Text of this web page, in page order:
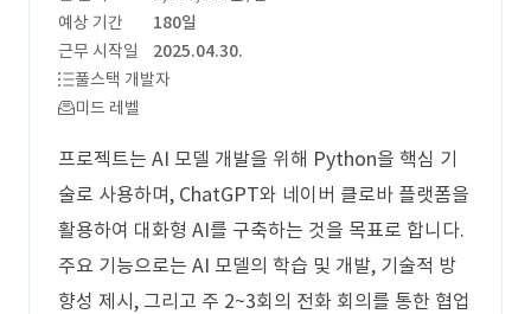
예상 기간
180일
근무 시작일
2025.04.30.
풀스택 개발자
미드 레벨
프로젝트는 AI 모델 개발을 위해 Python을 핵심 기
술로 사용하며, ChatGPT와 네이버 클로바 플랫폼을
활용하여 대화형 AI를 구축하는 것을 목표로 합니다.
주요 기능으로는 AI 모델의 학습 및 개발, 기술적 방
향성 제시, 그리고 주 2~3회의 전화 회의를 통한 협업